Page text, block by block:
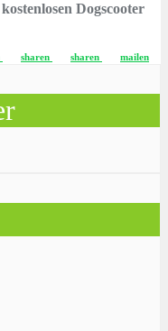
Dogscooter
sharen sharen mailen